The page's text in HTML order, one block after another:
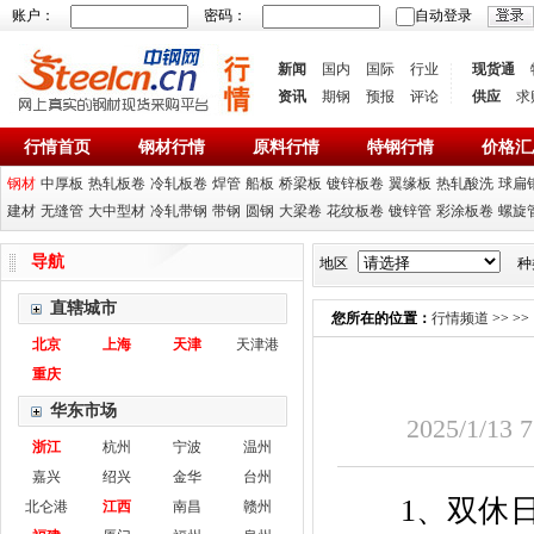
账户： 密码： 自动登录
新闻 国内 国际
行业
资讯
期钢 预报 评论
现货通
供应
求
行情首页 钢材行情 原料行情 特钢行情 价格
钢材 中厚板 热轧板卷 冷轧板卷 焊管 船板 桥梁板 镀锌板卷 翼缘板 热轧酸洗 球扁
建材 无缝管 大中型材 冷轧带钢 带钢 圆钢 大梁卷 花纹板卷 镀锌管 彩涂板卷 螺旋
导航
直辖城市
北京 上海 天津
天津港
重庆
华东市场
浙江 杭州 宁波
温州
嘉兴
绍兴 金华
台州
北仑港
江西 南昌
赣州
地区
您所在的位置： 行情频道 >> >>
2025/1/
1、双休日